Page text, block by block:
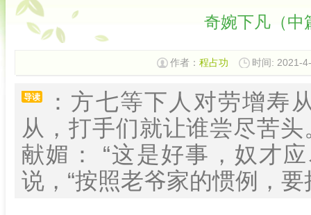
奇婉下凡（中
作者： 程占功 时间: 2021-
导读
：方七等下人对劳增寿
从，打手们就让谁尝尽苦
献媚： “这是好事，奴才
说，“按照老爷家的惯例，